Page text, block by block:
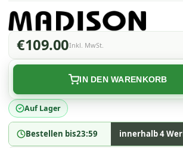
€109.00Inkl. MwSt.
Auf Lager
Bestellen bis23:59 innerhalb 4
IN DEN WARENKORB